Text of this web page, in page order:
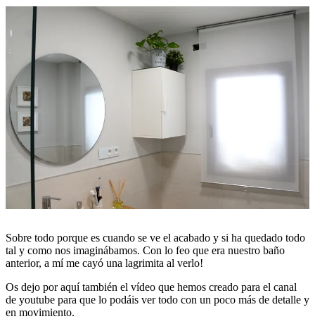
Sobre todo porque es cuando se ve el acabado y si ha quedado todo
tal y como nos imaginábamos. Con lo feo que era nuestro baño
anterior, a mí me cayó una lagrimita al verlo!
Os dejo por aquí también el vídeo que hemos creado para el canal
de youtube para que lo podáis ver todo con un poco más de detalle y
en movimiento.